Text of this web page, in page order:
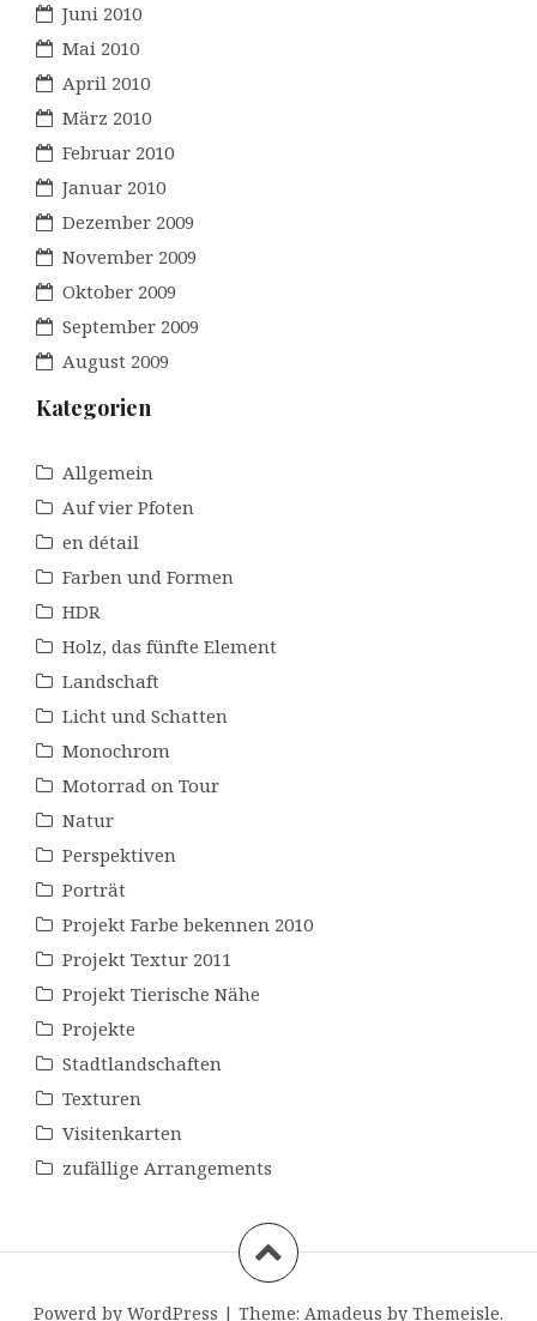
Juni 2010
Mai 2010
April 2010
März 2010
Februar 2010
Januar 2010
Dezember 2009
November 2009
Oktober 2009
September 2009
August 2009
Kategorien
Allgemein
Auf vier Pfoten
en détail
Farben und Formen
HDR
Holz, das fünfte Element
Landschaft
Licht und Schatten
Monochrom
Motorrad on Tour
Natur
Perspektiven
Porträt
Projekt Farbe bekennen 2010
Projekt Textur 2011
Projekt Tierische Nähe
Projekte
Stadtlandschaften
Texturen
Visitenkarten
zufällige Arrangements
Powerd by WordPress | Theme: Amadeus by Themeisle.